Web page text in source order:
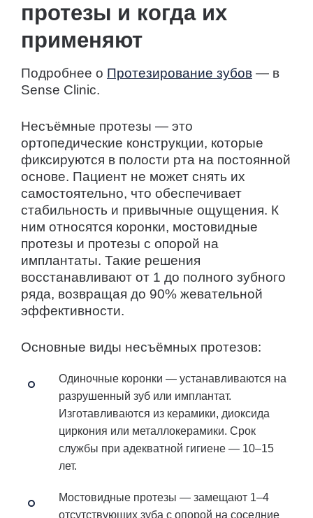
протезы и когда их
применяют
Подробнее о Протезирование зубов — в
Sense Clinic.
Несъёмные протезы — это
ортопедические конструкции, которые
фиксируются в полости рта на постоянной
основе. Пациент не может снять их
самостоятельно, что обеспечивает
стабильность и привычные ощущения. К
ним относятся коронки, мостовидные
протезы и протезы с опорой на
имплантаты. Такие решения
восстанавливают от 1 до полного зубного
ряда, возвращая до 90% жевательной
эффективности.
Основные виды несъёмных протезов:
Одиночные коронки — устанавливаются на
разрушенный зуб или имплантат.
Изготавливаются из керамики, диоксида
циркония или металлокерамики. Срок
службы при адекватной гигиене — 10–15
лет.
Мостовидные протезы — замещают 1–4
отсутствующих зуба с опорой на соседние